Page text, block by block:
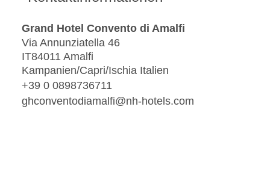
Grand Hotel Convento di Amalfi
Via Annunziatella 46
IT84011 Amalfi
Kampanien/Capri/Ischia Italien
+39 0 0898736711
ghconventodiamalfi@nh-hotels.com